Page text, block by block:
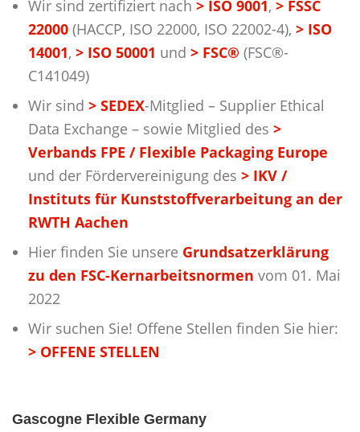
HISTORIE DER PRIVATSPHÄRE-EINSTELLUNGEN
EINWILLIGUNGEN WIDERRUFEN
Wir sind zertifiziert nach > ISO 9001, > FSSC
22000 (HACCP, ISO 22000, ISO 22002-4), > ISO
14001, > ISO 50001 und > FSC® (FSC®-
C141049)
Wir sind > SEDEX-Mitglied – Supplier Ethical
Data Exchange – sowie Mitglied des >
Verbands FPE / Flexible Packaging Europe
und der Fördervereinigung des > IKV /
Instituts für Kunststoffverarbeitung an der
RWTH Aachen
Hier finden Sie unsere Grundsatzerklärung
zu den FSC-Kernarbeitsnormen vom 01. Mai
2022
Wir suchen Sie! Offene Stellen finden Sie hier:
> OFFENE STELLEN
Gascogne Flexible Germany